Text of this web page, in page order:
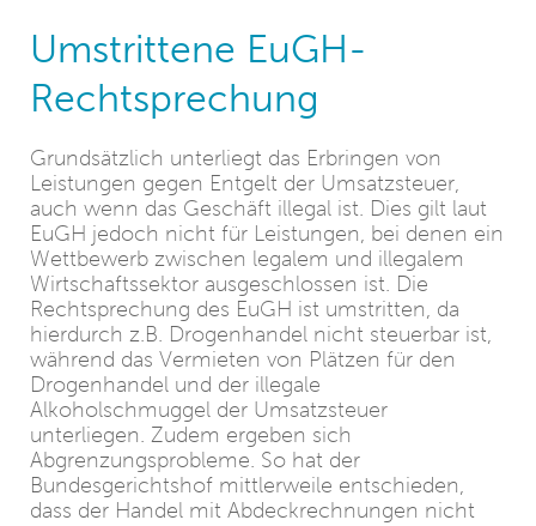
Umstrittene EuGH-
Rechtsprechung
Grundsätzlich unterliegt das Erbringen von
Leistungen gegen Entgelt der Umsatzsteuer,
auch wenn das Geschäft illegal ist. Dies gilt laut
EuGH jedoch nicht für Leistungen, bei denen ein
Wettbewerb zwischen legalem und illegalem
Wirtschaftssektor ausgeschlossen ist. Die
Rechtsprechung des EuGH ist umstritten, da
hierdurch z.B. Drogenhandel nicht steuerbar ist,
während das Vermieten von Plätzen für den
Drogenhandel und der illegale
Alkoholschmuggel der Umsatzsteuer
unterliegen. Zudem ergeben sich
Abgrenzungsprobleme. So hat der
Bundesgerichtshof mittlerweile entschieden,
dass der Handel mit Abdeckrechnungen nicht